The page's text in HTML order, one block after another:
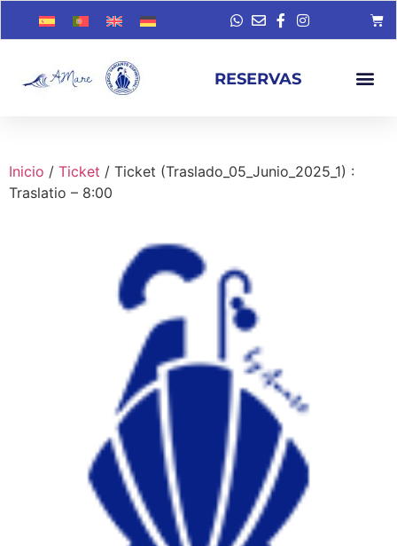
RESERVAS
Inicio / Ticket / Ticket (Traslado_05_Junio_2025_1) :
Traslatio – 8:00